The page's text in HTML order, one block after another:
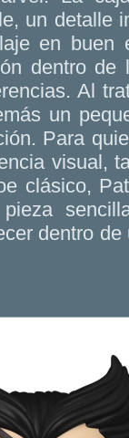
un detalle
en buen
dentro
Al
un
Para
visual,
clásico,
dentro